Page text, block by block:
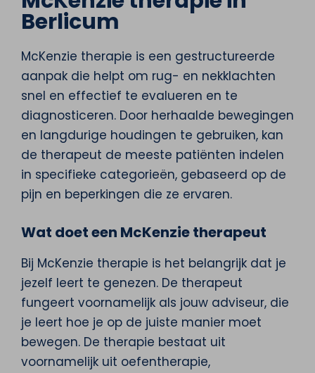
Berlicum
McKenzie therapie is een gestructureerde
aanpak die helpt om rug- en nekklachten
snel en effectief te evalueren en te
diagnosticeren. Door herhaalde bewegingen
en langdurige houdingen te gebruiken, kan
de therapeut de meeste patiënten indelen
in specifieke categorieën, gebaseerd op de
pijn en beperkingen die ze ervaren.
Wat doet een McKenzie therapeut
Bij McKenzie therapie is het belangrijk dat je
jezelf leert te genezen. De therapeut
fungeert voornamelijk als jouw adviseur, die
je leert hoe je op de juiste manier moet
bewegen. De therapie bestaat uit
voornamelijk uit oefentherapie,